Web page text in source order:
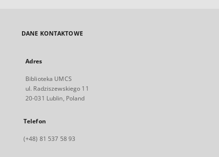
DANE KONTAKTOWE
Adres
Biblioteka UMCS
ul. Radziszewskiego 11
20-031 Lublin, Poland
Telefon
(+48) 81 537 58 93